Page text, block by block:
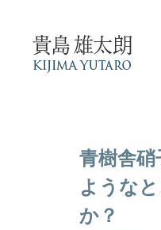
content
青樹舎
ような
か？